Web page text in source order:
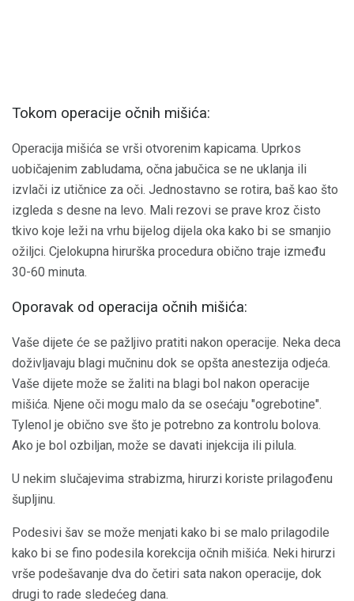
Tokom operacije očnih mišića:
Operacija mišića se vrši otvorenim kapicama. Uprkos
uobičajenim zabludama, očna jabučica se ne uklanja ili
izvlači iz utičnice za oči. Jednostavno se rotira, baš kao što
izgleda s desne na levo. Mali rezovi se prave kroz čisto
tkivo koje leži na vrhu bijelog dijela oka kako bi se smanjio
ožiljci. Cjelokupna hirurška procedura obično traje između
30-60 minuta.
Oporavak od operacija očnih mišića:
Vaše dijete će se pažljivo pratiti nakon operacije. Neka deca
doživljavaju blagi mučninu dok se opšta anestezija odjeća.
Vaše dijete može se žaliti na blagi bol nakon operacije
mišića. Njene oči mogu malo da se osećaju "ogrebotine".
Tylenol je obično sve što je potrebno za kontrolu bolova.
Ako je bol ozbiljan, može se davati injekcija ili pilula.
U nekim slučajevima strabizma, hirurzi koriste prilagođenu
šupljinu.
Podesivi šav se može menjati kako bi se malo prilagodile
kako bi se fino podesila korekcija očnih mišića. Neki hirurzi
vrše podešavanje dva do četiri sata nakon operacije, dok
drugi to rade sledećeg dana.